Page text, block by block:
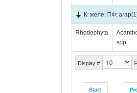
Display #
Start
К: желе; ПФ: агар
Rhodophyta
spp.